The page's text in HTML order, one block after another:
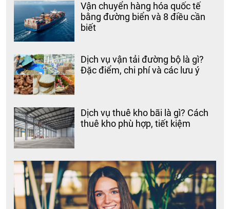
Vận chuyển hàng hóa quốc tế
bằng đường biển và 8 điều cần
biết
Dịch vụ vận tải đường bộ là gì?
Đặc điểm, chi phí và các lưu ý
Dịch vụ thuê kho bãi là gì? Cách
thuê kho phù hợp, tiết kiệm